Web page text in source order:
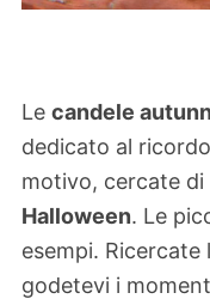
Le candele
dedicato al
motivo, cercate
Halloween. Le
esempi.
godetevi i